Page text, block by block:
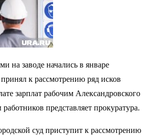
на заводе начались в январе
к рассмотрению ряд исков
зарплат рабочим Александровского
представляет прокуратура.
суд приступит к рассмотрению